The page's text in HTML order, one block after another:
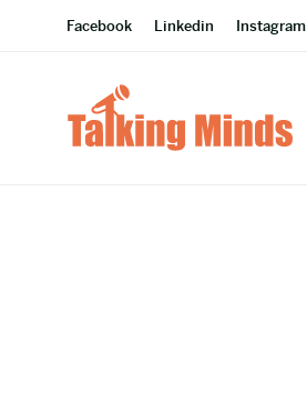
Facebook Linkedin Instagram